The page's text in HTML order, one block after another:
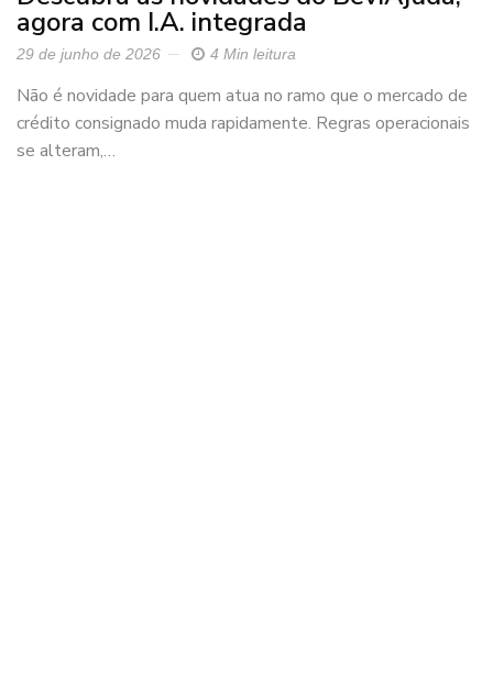
agora com I.A. integrada
29 de junho de 2026 4 Min leitura
Não é novidade para quem atua no ramo que o mercado de
crédito consignado muda rapidamente. Regras operacionais
se alteram,…